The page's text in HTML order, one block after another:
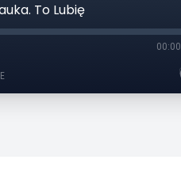
To Lubię
00:00